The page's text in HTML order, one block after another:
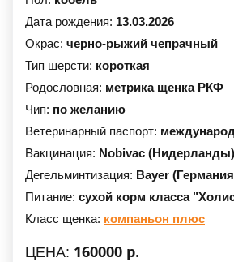
Дата рождения: 13.03.2026
Окрас: черно-рыжий чепрачный
Тип шерсти: короткая
Родословная: метрика щенка РКФ
Чип: по желанию
Ветеринарный паспорт:
Вакцинация: Nobivac
Дегельминтизация: Bayer
Питание: сухой корм класса
Класс щенка: компаньон плюс
ЦЕНА: 160000 р.